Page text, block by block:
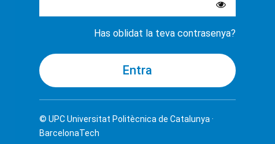
Has oblidat la teva contrasenya?
© UPCUniversitat Politècnica de Catalunya ·
BarcelonaTech